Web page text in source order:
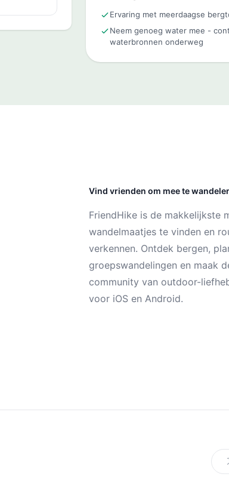
Ervaring met meerdaagse
Neem genoeg water mee -
waterbronnen onderweg
Vind vrienden om mee te
FriendHike is de makkelijkste
wandelmaatjes te vinden en
verkennen. Ontdek bergen,
groepswandelingen en maak
community van outdoor-
voor iOS en Android.